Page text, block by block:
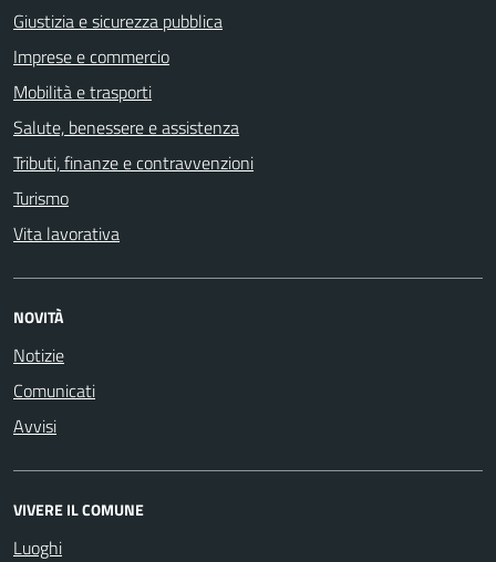
Giustizia e sicurezza pubblica
Imprese e commercio
Mobilità e trasporti
Salute, benessere e assistenza
Tributi, finanze e contravvenzioni
Turismo
Vita lavorativa
NOVITÀ
Notizie
Comunicati
Avvisi
VIVERE IL COMUNE
Luoghi